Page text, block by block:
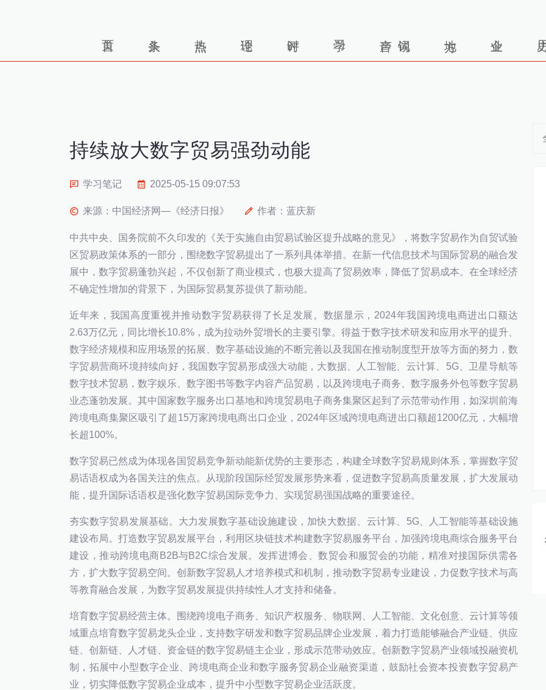
持续放大数字贸易强劲动能
学习笔记 2025-05-15 09:07:53
来源：中国经济网—《经济日报》 作者：蓝庆新
中共中央、国务院前不久印发的《关于实施自由贸易试验区提升战略的意见》，将数字贸易作为自贸试验
区贸易政策体系的一部分，围绕数字贸易提出了一系列具体举措。在新一代信息技术与国际贸易的融合发
展中，数字贸易蓬勃兴起，不仅创新了商业模式，也极大提高了贸易效率，降低了贸易成本。在全球经济
不确定性增加的背景下，为国际贸易复苏提供了新动能。
近年来，我国高度重视并推动数字贸易获得了长足发展。数据显示，2024年我国跨境电商进出口额达
2.63万亿元，同比增长10.8%，成为拉动外贸增长的主要引擎。得益于数字技术研发和应用水平的提升、
数字经济规模和应用场景的拓展、数字基础设施的不断完善以及我国在推动制度型开放等方面的努力，数
字贸易营商环境持续向好，我国数字贸易形成强大动能，大数据、人工智能、云计算、5G、卫星导航等
数字技术贸易，数字娱乐、数字图书等数字内容产品贸易，以及跨境电子商务、数字服务外包等数字贸易
业态蓬勃发展。其中国家数字服务出口基地和跨境贸易电子商务集聚区起到了示范带动作用，如深圳前海
跨境电商集聚区吸引了超15万家跨境电商出口企业，2024年区域跨境电商进出口额超1200亿元，大幅增
长超100%。
数字贸易已然成为体现各国贸易竞争新动能新优势的主要形态，构建全球数字贸易规则体系，掌握数字贸
易话语权成为各国关注的焦点。从现阶段国际经贸发展形势来看，促进数字贸易高质量发展，扩大发展动
能，提升国际话语权是强化数字贸易国际竞争力、实现贸易强国战略的重要途径。
夯实数字贸易发展基础。大力发展数字基础设施建设，加快大数据、云计算、5G、人工智能等基础设施
建设布局。打造数字贸易发展平台，利用区块链技术构建数字贸易服务平台，加强跨境电商综合服务平台
建设，推动跨境电商B2B与B2C综合发展。发挥进博会、数贸会和服贸会的功能，精准对接国际供需各
方，扩大数字贸易空间。创新数字贸易人才培养模式和机制，推动数字贸易专业建设，力促数字技术与高
等教育融合发展，为数字贸易发展提供持续性人才支持和储备。
培育数字贸易经营主体。围绕跨境电子商务、知识产权服务、物联网、人工智能、文化创意、云计算等领
域重点培育数字贸易龙头企业，支持数字研发和数字贸易品牌企业发展，着力打造能够融合产业链、供应
链、创新链、人才链、资金链的数字贸易链主企业，形成示范带动效应。创新数字贸易产业领域投融资机
制，拓展中小型数字企业、跨境电商企业和数字服务贸易企业融资渠道，鼓励社会资本投资数字贸易产
业，切实降低数字贸易企业成本，提升中小型数字贸易企业活跃度。